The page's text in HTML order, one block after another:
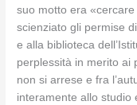
suo motto era
scienziato gli permise
e alla biblioteca
perplessità in merito ai
non si arrese e fra
interamente allo studio